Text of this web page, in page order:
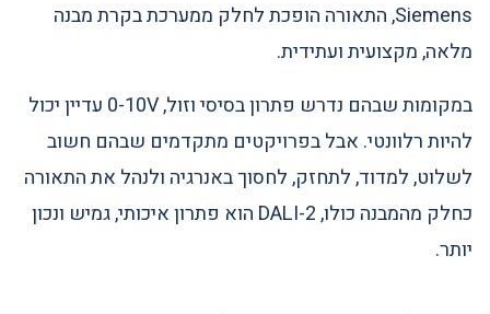
Siemens, התאורה הופכת לחלק ממערכת בקרת מבנה
מלאה, מקצועית ועתידית.
במקומות שבהם נדרש פתרון בסיסי וזול, 0-10V עדיין יכול
להיות רלוונטי. אבל בפרויקטים מתקדמים שבהם חשוב
לשלוט, למדוד, לתחזק, לחסוך באנרגיה ולנהל את התאורה
כחלק מהמבנה כולו, DALI-2 הוא פתרון איכותי, גמיש ונכון
יותר.